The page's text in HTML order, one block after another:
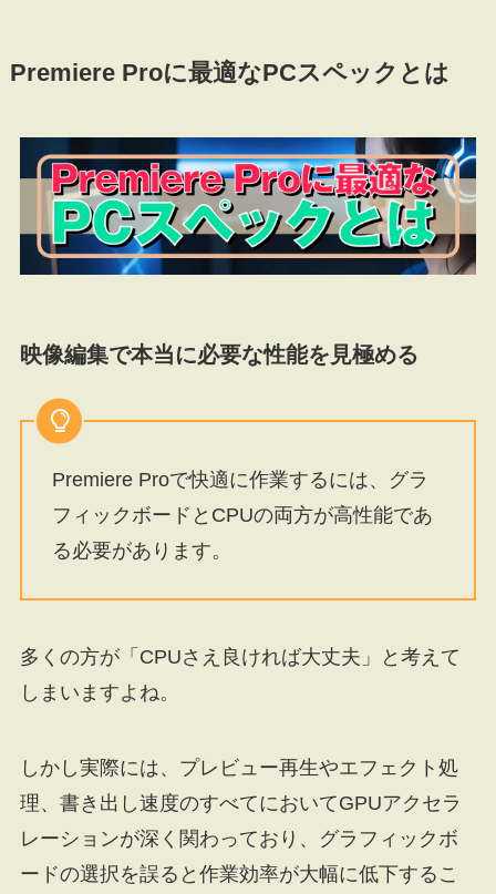
Premiere Proに最適なPCスペックとは
映像編集で本当に必要な性能を見極める
Premiere Proで快適に作業するには、グラ
フィックボードとCPUの両方が高性能であ
る必要があります。
多くの方が「CPUさえ良ければ大丈夫」と考えて
しまいますよね。
しかし実際には、プレビュー再生やエフェクト処
理、書き出し速度のすべてにおいてGPUアクセラ
レーションが深く関わっており、グラフィックボ
ードの選択を誤ると作業効率が大幅に低下するこ